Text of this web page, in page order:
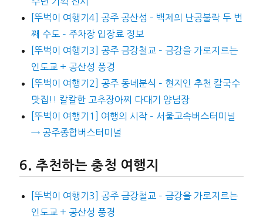
[뚜벅이 여행기4] 공주 공산성 – 백제의 난공불락 두 번
째 수도 – 주차장 입장료 정보
[뚜벅이 여행기3] 공주 금강철교 – 금강을 가로지르는
인도교 + 공산성 풍경
[뚜벅이 여행기2] 공주 동네분식 – 현지인 추천 칼국수
맛집!! 칼칼한 고추장아찌 다대기 양념장
[뚜벅이 여행기1] 여행의 시작 – 서울고속버스터미널
→ 공주종합버스터미널
추천하는 충청 여행지
[뚜벅이 여행기3] 공주 금강철교 – 금강을 가로지르는
인도교 + 공산성 풍경